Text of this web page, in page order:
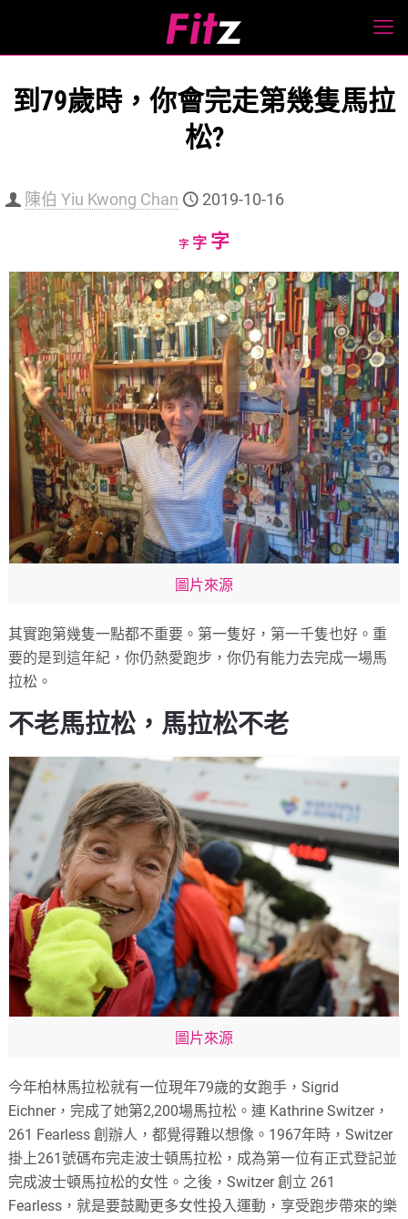
到79歲時，你會完走第幾隻馬拉
松?
陳伯 Yiu Kwong Chan 2019-10-16
字Decrease
size.
字Reset
size.
字Increase
size.
圖片來源
其實跑第幾隻一點都不重要。第一隻好，第一千隻也好。重
要的是到這年紀，你仍熱愛跑步，你仍有能力去完成一場馬
拉松。
不老馬拉松，馬拉松不老
圖片來源
今年柏林馬拉松就有一位現年79歲的女跑手，Sigrid
Eichner，完成了她第2,200場馬拉松。連 Kathrine Switzer，
261 Fearless 創辦人，都覺得難以想像。1967年時，Switzer
掛上261號碼布完走波士頓馬拉松，成為第一位有正式登記並
完成波士頓馬拉松的女性。之後，Switzer 創立 261
Fearless，就是要鼓勵更多女性投入運動，享受跑步帶來的樂